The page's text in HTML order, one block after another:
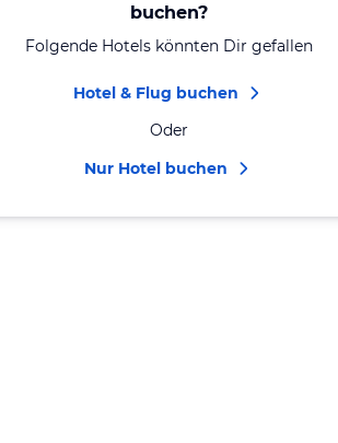
buchen?
Folgende Hotels könnten Dir gefallen
Hotel & Flug buchen
Oder
Nur Hotel buchen